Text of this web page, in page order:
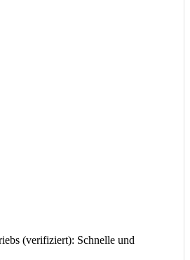
(verifiziert): Schnelle und